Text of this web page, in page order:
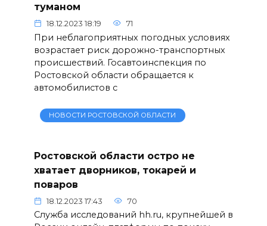
туманом
18.12.2023 18:19 71
При неблагоприятных погодных условиях
возрастает риск дорожно-транспортных
происшествий. Госавтоинспекция по
Ростовской области обращается к
автомобилистов с
НОВОСТИ РОСТОВСКОЙ ОБЛАСТИ
Ростовской области остро не
хватает дворников, токарей и
поваров
18.12.2023 17:43 70
Служба исследований hh.ru, крупнейшей в